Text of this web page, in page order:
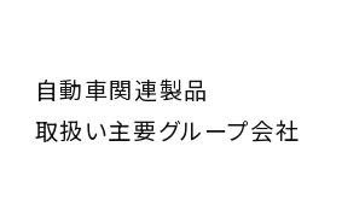
自動車関連製品
取扱い主要グループ会社